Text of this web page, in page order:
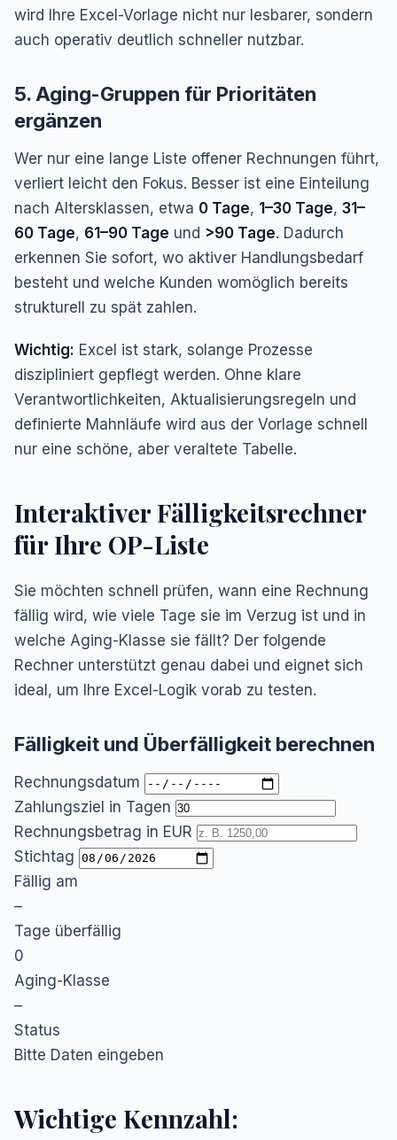
wird Ihre Excel-Vorlage nicht nur lesbarer, sondern
auch operativ deutlich schneller nutzbar.
5. Aging-Gruppen für Prioritäten
ergänzen
Wer nur eine lange Liste offener Rechnungen führt,
verliert leicht den Fokus. Besser ist eine Einteilung
nach Altersklassen, etwa 0 Tage, 1–30 Tage, 31–
60 Tage, 61–90 Tage und >90 Tage. Dadurch
erkennen Sie sofort, wo aktiver Handlungsbedarf
besteht und welche Kunden womöglich bereits
strukturell zu spät zahlen.
Wichtig: Excel ist stark, solange Prozesse
diszipliniert gepflegt werden. Ohne klare
Verantwortlichkeiten, Aktualisierungsregeln und
definierte Mahnläufe wird aus der Vorlage schnell
nur eine schöne, aber veraltete Tabelle.
Interaktiver Fälligkeitsrechner
für Ihre OP-Liste
Sie möchten schnell prüfen, wann eine Rechnung
fällig wird, wie viele Tage sie im Verzug ist und in
welche Aging-Klasse sie fällt? Der folgende
Rechner unterstützt genau dabei und eignet sich
ideal, um Ihre Excel-Logik vorab zu testen.
Fälligkeit und Überfälligkeit berechnen
Rechnungsdatum
Zahlungsziel in Tagen
Rechnungsbetrag in EUR
Stichtag
Fällig am
–
Tage überfällig
0
Aging-Klasse
–
Status
Bitte Daten eingeben
Wichtige Kennzahl: